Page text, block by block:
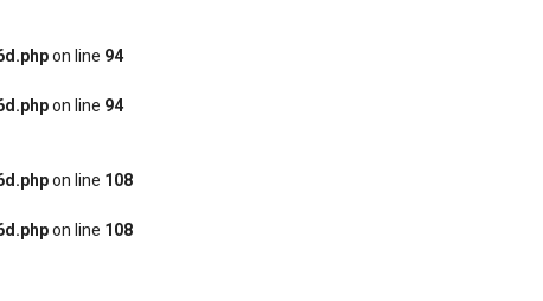
on line 94
on line 94
on line 108
on line 108